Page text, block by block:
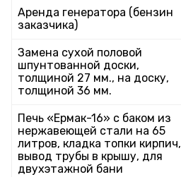
Аренда генератора (бензин
заказчика)
Замена сухой половой
шпунтованной доски,
толщиной 27 мм., на доску,
толщиной 36 мм.
Печь «Ермак-16» с баком из
нержавеющей стали на 65
литров, кладка топки кирпич,
вывод трубы в крышу, для
двухэтажной бани